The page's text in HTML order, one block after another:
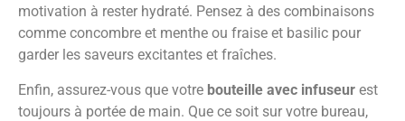
motivation à rester hydraté. Pensez à des combinaisons
comme concombre et menthe ou fraise et basilic pour
garder les saveurs excitantes et fraîches.
Enfin, assurez-vous que votre bouteille avec infuseur est
toujours à portée de main. Que ce soit sur votre bureau,